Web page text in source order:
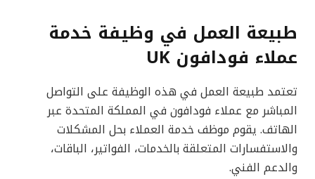
طبيعة العمل في وظيفة خدمة
عملاء فودافون UK
تعتمد طبيعة العمل في هذه الوظيفة على التواصل
المباشر مع عملاء فودافون في المملكة المتحدة عبر
الهاتف. يقوم موظف خدمة العملاء بحل المشكلات
والاستفسارات المتعلقة بالخدمات، الفواتير، الباقات،
والدعم الفني.